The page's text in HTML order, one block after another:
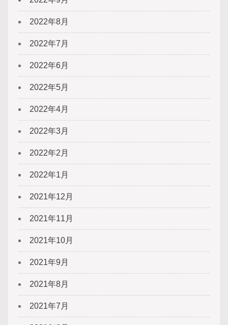
2022年8月
2022年7月
2022年6月
2022年5月
2022年4月
2022年3月
2022年2月
2022年1月
2021年12月
2021年11月
2021年10月
2021年9月
2021年8月
2021年7月